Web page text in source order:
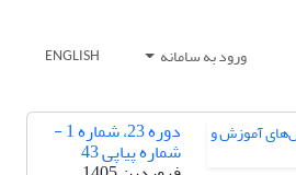
ورود به سامانه ENGLISH
دوره 23، شماره 1 -
شماره پیاپی 43